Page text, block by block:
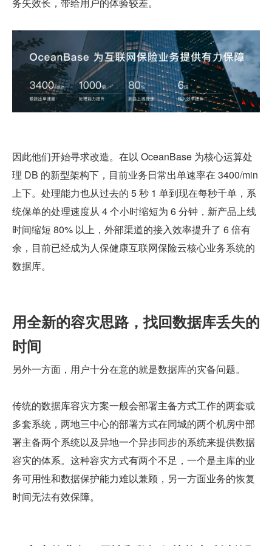
因此他们开始寻求改造。在以 OceanBase 为核心运算处
理 DB 的新型架构下，目前业务日常出单速率在 3400/min
上下。处理能力也从过去的 5 秒 1 单到现在每秒千单，系
统保单的处理速度从 4 个小时缩短为 6 分钟，新产品上线
时间缩短 80% 以上，外部渠道的接入效率提升了 6 倍有
余，目前已经成为人保健康互联网保险云核心业务系统的
数据库。
用全新的容灾思路，找回数据库丢失的
时间
另外一方面，用户十分在意的就是数据库的灾备问题。
传统的数据库容灾方案一般会部署主备方式工作的两套或
多套系统，两地三中心的部署方式在同城的两个机房中部
署主备两个系统以及异地一个异步同步的系统来提供数据
容灾的体系。这种容灾方式有两个不足，一个是主库的业
务可用性和数据保护能力难以兼顾，另一方面业务的恢复
时间无法有效保障。